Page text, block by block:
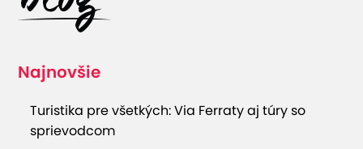
Najnovšie
Turistika pre všetkých: Via Ferraty aj túry so
sprievodcom